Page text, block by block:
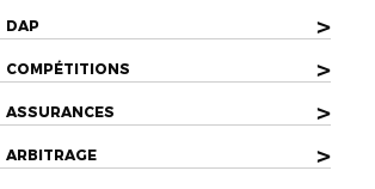
DAP >
COMPÉTITIONS >
ASSURANCES >
ARBITRAGE
>